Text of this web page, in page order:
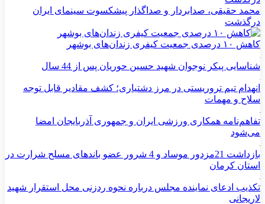
محمد حقیقی، صدابردار و صداگذار پیشکسوت سینمای ایران
درگذشت
کاهش ۱۰ درصدی جمعیت کیفری زندان‌های بوشهر
شناسایی پیکر نوجوان شهید حسین حوریان پس از 44 سال
انهدام تیم تروریستی در مرز دشتیاری؛ کشف مقادیر قابل توجه
سلاح و مهمات
تفاهم‌نامه همکاری ورزشی ایران و جمهوری آذربایجان امضا
می‌شود
بازداشت 21مزدور موساد و 4 شرور عضو باندهای مسلح شرارت در
استان کرمان
تکذیب ادعای نماینده مجلس درباره نحوه ردزنی محل استقرار شهید
لاریجانی